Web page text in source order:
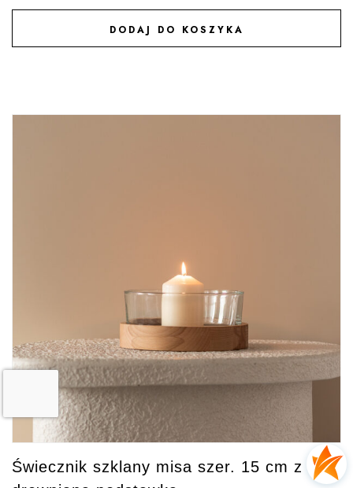
DODAJ DO KOSZYKA
DODAJ DO ULUBIONYCH
Świecznik szklany misa szer. 15 cm z